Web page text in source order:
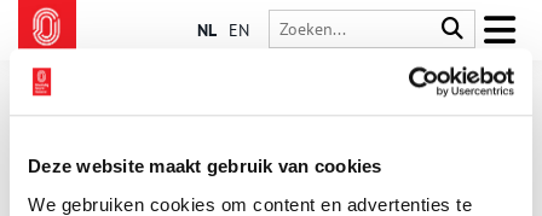
Deze website maakt gebruik van cookies
We gebruiken cookies om content en advertenties te
NL EN